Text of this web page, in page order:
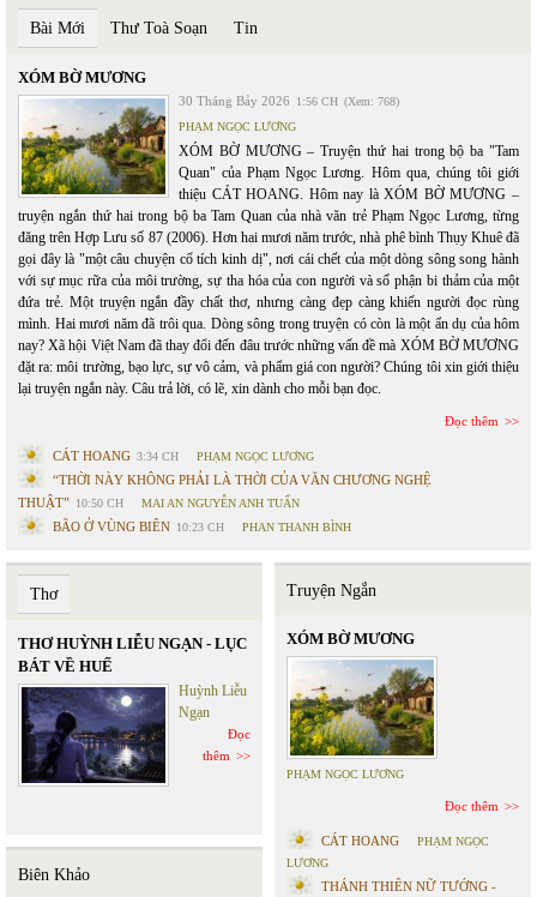
Bài Mới Thư Toà Soạn Tin
XÓM BỜ MƯƠNG
30 Tháng Bảy 2026 1:56 CH (Xem: 768)
PHẠM NGỌC LƯƠNG
XÓM BỜ MƯƠNG – Truyện thứ hai trong bộ ba "Tam
Quan" của Phạm Ngọc Lương. Hôm qua, chúng tôi giới
thiệu CÁT HOANG. Hôm nay là XÓM BỜ MƯƠNG –
truyện ngắn thứ hai trong bộ ba Tam Quan của nhà văn trẻ Phạm Ngọc Lương, từng
đăng trên Hợp Lưu số 87 (2006). Hơn hai mươi năm trước, nhà phê bình Thụy Khuê đã
gọi đây là "một câu chuyện cổ tích kinh dị", nơi cái chết của một dòng sông song hành
với sự mục rữa của môi trường, sự tha hóa của con người và số phận bi thảm của một
đứa trẻ. Một truyện ngắn đầy chất thơ, nhưng càng đẹp càng khiến người đọc rùng
mình. Hai mươi năm đã trôi qua. Dòng sông trong truyện có còn là một ẩn dụ của hôm
nay? Xã hội Việt Nam đã thay đổi đến đâu trước những vấn đề mà XÓM BỜ MƯƠNG
đặt ra: môi trường, bạo lực, sự vô cảm, và phẩm giá con người? Chúng tôi xin giới thiệu
lại truyện ngắn này. Câu trả lời, có lẽ, xin dành cho mỗi bạn đọc.
Đọc thêm
CÁT HOANG 3:34 CH PHẠM NGỌC LƯƠNG
“THỜI NÀY KHÔNG PHẢI LÀ THỜI CỦA VĂN CHƯƠNG NGHỆ
THUẬT” 10:50 CH MAI AN NGUYỄN ANH TUẤN
BÃO Ở VÙNG BIÊN 10:23 CH PHAN THANH BÌNH
Thơ
THƠ HUỲNH LIỄU NGẠN - LỤC
BÁT VỀ HUẾ
Huỳnh Liễu
Ngạn
Đọc
thêm
Biên Khảo
Truyện Ngắn
XÓM BỜ MƯƠNG
PHẠM NGỌC LƯƠNG
Đọc thêm
CÁT HOANG
PHẠM NGỌC
LƯƠNG
THÁNH THIÊN NỮ TƯỚNG -